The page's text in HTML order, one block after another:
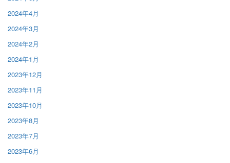
2024年4月
2024年3月
2024年2月
2024年1月
2023年12月
2023年11月
2023年10月
2023年8月
2023年7月
2023年6月